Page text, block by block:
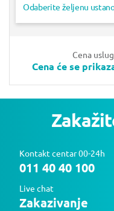
Odaberite željenu
Cena
Cena će se
Kontakt centar 00-24h
011 40 40 100
Live chat
Zakazivanje